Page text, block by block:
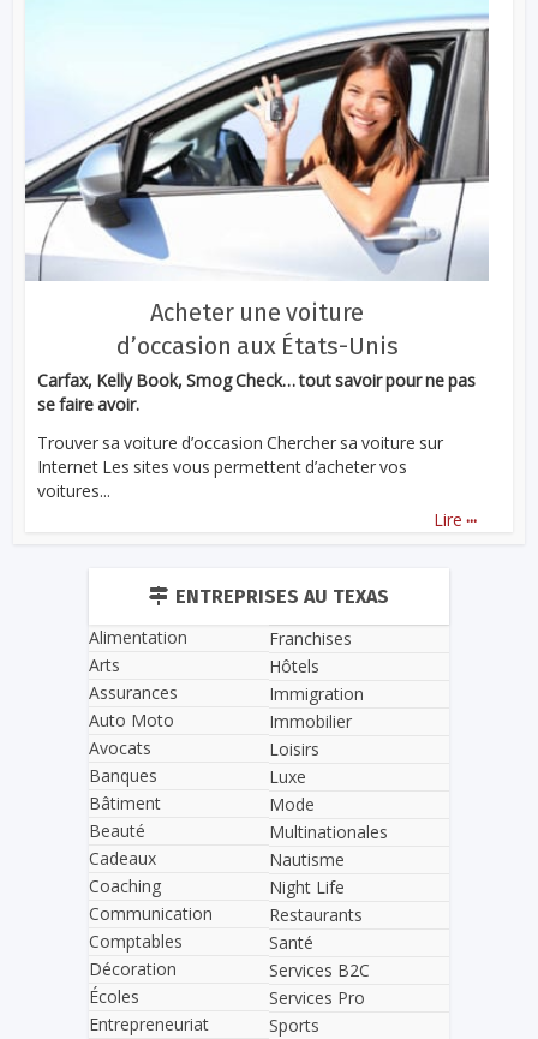
Acheter une voiture
d’occasion aux États-Unis
Carfax, Kelly Book, Smog Check… tout savoir pour ne pas
se faire avoir.
Trouver sa voiture d’occasion Chercher sa voiture sur
Internet Les sites vous permettent d’acheter vos
voitures...
Lire ...
ENTREPRISES AU TEXAS
Alimentation
Arts
Assurances
Auto Moto
Avocats
Banques
Bâtiment
Beauté
Cadeaux
Coaching
Communication
Comptables
Décoration
Écoles
Entrepreneuriat
Franchises
Hôtels
Immigration
Immobilier
Loisirs
Luxe
Mode
Multinationales
Nautisme
Night Life
Restaurants
Santé
Services B2C
Services Pro
Sports